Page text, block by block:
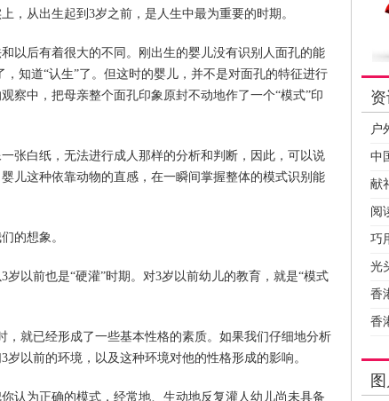
，从出生起到3岁之前，是人生中最为重要的时期。
后有着很大的不同。刚出生的婴儿没有识别人面孔的能
知道“认生”了。但这时的婴儿，并不是对面孔的特征进行
察中，把母亲整个面孔印象原封不动地作了一个“模式”印
白纸，无法进行成人那样的分析和判断，因此，可以说
儿这种依靠动物的直感，在一瞬间掌握整体的模式识别能
的想象。
以前也是“硬灌”时期。对3岁以前幼儿的教育，就是“模式
就已经形成了一些基本性格的素质。如果我们仔细地分析
以前的环境，以及这种环境对他的性格形成的影响。
为正确的模式，经常地、生动地反复灌人幼儿尚未具备
户
中
献
阅
巧
光
香
香